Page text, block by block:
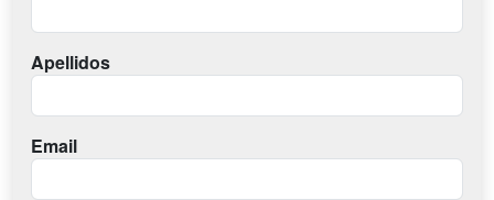
Apellidos
Email